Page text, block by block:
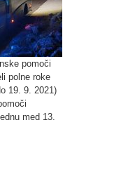
pomoči
polne roke
19. 9. 2021)
med 13.